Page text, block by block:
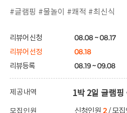
#글램핑 #물놀이 #쾌적 #최신식
리뷰어 신청 08.08 ~ 08.17
리뷰어 선정 08.18
리뷰등록 08.19 ~ 09.08
제공내역 1박 2일 글램
모집인원 신청인원 2/ 모집